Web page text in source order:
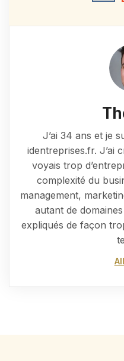
J’ai 34 ans et je
identreprises.fr. J’ai
voyais trop
complexité du
management,
autant de
expliqués de façon